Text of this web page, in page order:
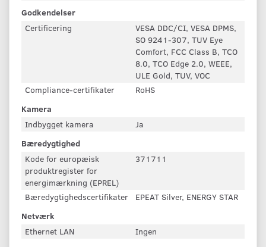
Godkendelser
Certificering
VESA DDC/CI, VESA DPMS,
SO 9241-307, TUV Eye
Comfort, FCC Class B, TCO
8.0, TCO Edge 2.0, WEEE,
ULE Gold, TUV, VOC
Compliance-certifikater
RoHS
Kamera
Indbygget kamera
Ja
Bæredygtighed
Kode for europæisk
produktregister for
energimærkning (EPREL)
371711
Bæredygtighedscertifikater
EPEAT Silver, ENERGY STAR
Netværk
Ethernet LAN
Ingen